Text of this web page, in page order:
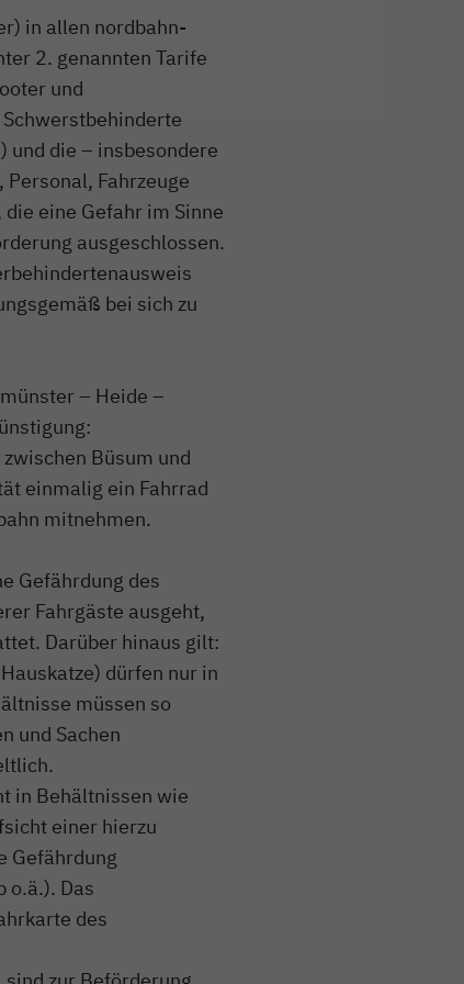
in allen nordbahn-
2. genannten Tarife
und
und die – insbesondere
Fahrzeuge
eine Gefahr im Sinne
ausgeschlossen.
bei sich zu
– Heide –
Büsum und
einmalig ein Fahrrad
mitnehmen.
Gefährdung des
Fahrgäste ausgeht,
Darüber hinaus gilt:
dürfen nur in
müssen so
und Sachen
in Behältnissen wie
einer hierzu
Gefährdung
o.ä.). Das
des